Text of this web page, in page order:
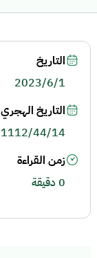
التاريخ
2023/6/1
التاريخ الهجري
1112/44/14
زمن القراءة
0 دقيقة